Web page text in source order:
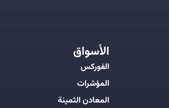
الأسواق
الفوركس
المؤشرات
المعادن الثمينة